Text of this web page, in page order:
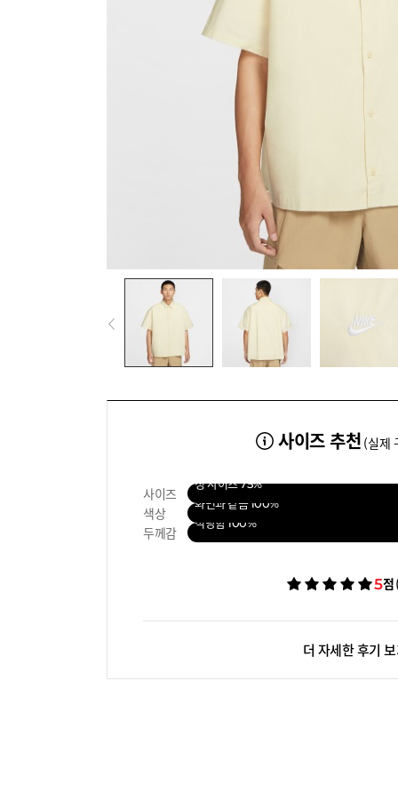
사이즈 추천 (실제
사이즈
정 사이즈75%
색상
화면과 같음 100%
두께감
적당함 100%
5점
더 자세한 후기